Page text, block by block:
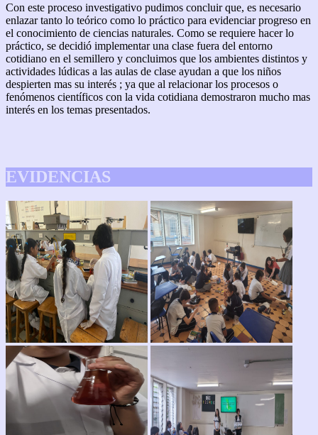
Con este proceso investigativo pudimos concluir que, es necesario
enlazar tanto lo teórico como lo práctico para evidenciar progreso en
el conocimiento de ciencias naturales. Como se requiere hacer lo
práctico, se decidió implementar una clase fuera del entorno
cotidiano en el semillero y concluimos que los ambientes distintos y
actividades lúdicas a las aulas de clase ayudan a que los niños
despierten mas su interés ; ya que al relacionar los procesos o
fenómenos científicos con la vida cotidiana demostraron mucho mas
interés en los temas presentados.
EVIDENCIAS